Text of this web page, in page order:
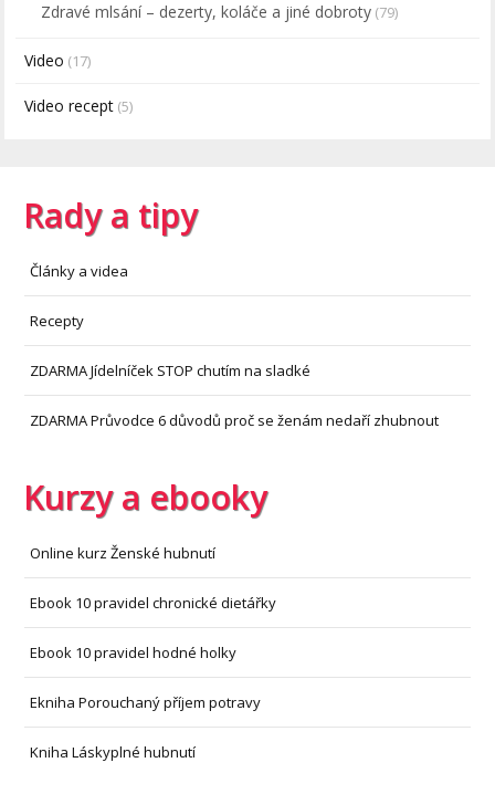
Zdravé mlsání – dezerty, koláče a jiné dobroty (79)
Video (17)
Video recept (5)
Rady a tipy
Články a videa
Recepty
ZDARMA Jídelníček STOP chutím na sladké
ZDARMA Průvodce 6 důvodů proč se ženám nedaří zhubnout
Kurzy a ebooky
Online kurz Ženské hubnutí
Ebook 10 pravidel chronické dietářky
Ebook 10 pravidel hodné holky
Ekniha Porouchaný příjem potravy
Kniha Láskyplné hubnutí